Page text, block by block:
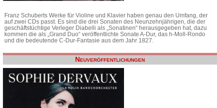
Franz Schuberts Werke für Violine und Klavier haben genau den Umfang, der
auf zwei CDs passt. Es sind die drei Sonaten des Neunzehnjährigen, die der
geschäftstüchtige Verleger Diabelli als „Sonatinen“ herausgegeben hat, dazu
kommen die als „Grand Duo“ veröffentlichte Sonate A-Dur, das h-Moll-Rondo
und die bedeutende C-Dur-Fantasie aus dem Jahr 1827.
Neuveröffentlichungen